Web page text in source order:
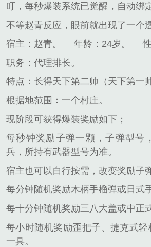
叮，每秒爆装系统已觉醒，自动绑
不等赵青反应，眼前就出现了一个
宿主：赵青。
年龄：24岁。
职务：代理排长。
特点：长得天下第二帅（天下第一
根据地范围：一个村庄。
现阶段可获得爆装奖励如下；
每秒钟奖励子弹一颗，子弹型号
兵，所持有武器型号为准。
宿主也可以自行按需，改变奖励子
每分钟随机奖励木柄手榴弹或日式
每十分钟随机奖励三八大盖或中正
每小时随机奖励歪把子、捷克式
一具。